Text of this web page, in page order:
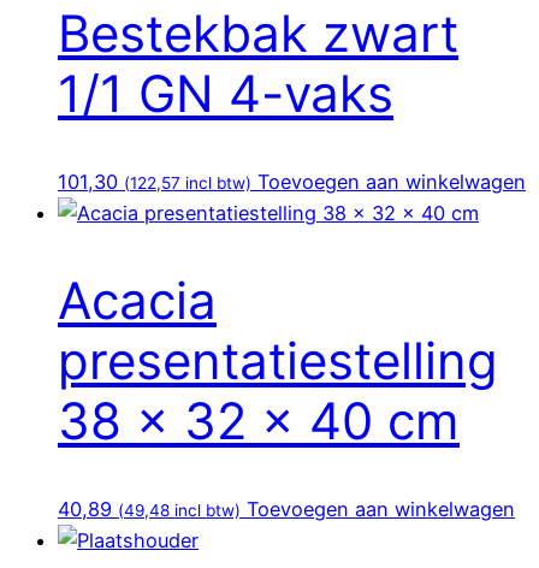
Bestekbak zwart
1/1 GN 4-vaks
101,30 (122,57 incl btw) Toevoegen aan winkelwagen
Acacia
presentatiestelling
38 x 32 x 40 cm
40,89 (49,48 incl btw) Toevoegen aan winkelwagen